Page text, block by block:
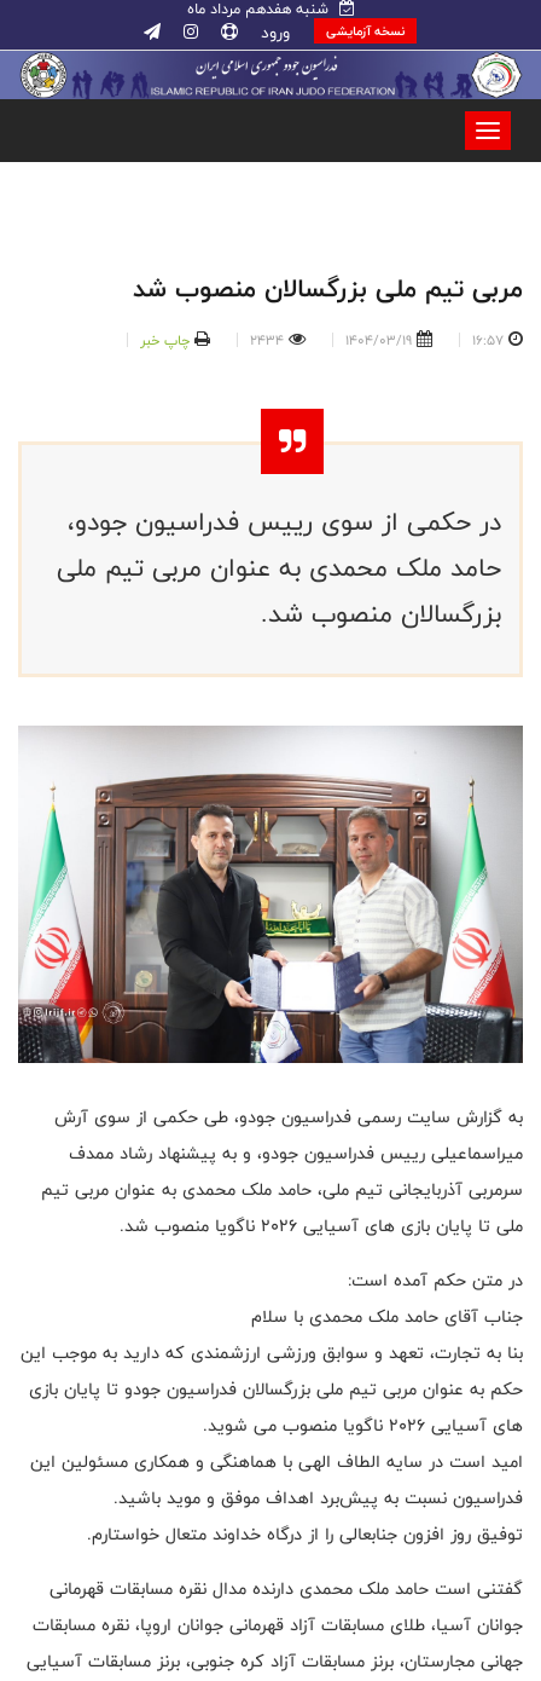
شنبه هفدهم مرداد ماه
نسخه آزمایشی ورود
مربی تیم ملی بزرگسالان منصوب شد
16:57
1404/03/19
2434 چاپ خبر
در حکمی از سوی رییس فدراسیون جودو،
حامد ملک محمدی به عنوان مربی تیم ملی
بزرگسالان منصوب شد.
به گزارش سایت رسمی فدراسیون جودو، طی حکمی از سوی آرش
میراسماعیلی رییس فدراسیون جودو، و به پیشنهاد رشاد ممدف
سرمربی آذربایجانی تیم ملی، حامد ملک محمدی به عنوان مربی تیم
ملی تا پایان بازی های آسیایی ۲۰۲۶ ناگویا منصوب شد.
در متن حکم آمده است:
جناب آقای حامد ملک محمدی با سلام
بنا به تجارت، تعهد و سوابق ورزشی ارزشمندی که دارید به موجب این
حکم به عنوان مربی تیم ملی بزرگسالان فدراسیون جودو تا پایان بازی
های آسیایی ۲۰۲۶ ناگویا منصوب می شوید.
امید است در سایه الطاف الهی با هماهنگی و همکاری مسئولین این
فدراسیون نسبت به پیش‌برد اهداف موفق و موید باشید.
توفیق روز افزون جنابعالی را از درگاه خداوند متعال خواستارم.
گفتنی است حامد ملک محمدی دارنده مدال نقره مسابقات قهرمانی
جوانان آسیا، طلای مسابقات آزاد قهرمانی جوانان اروپا، نقره مسابقات
جهانی مجارستان، برنز مسابقات آزاد کره جنوبی، برنز مسابقات‌ آسیایی